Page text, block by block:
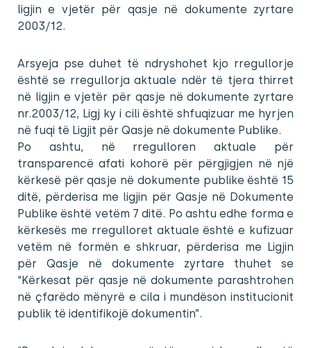
ligjin e vjetër për qasje në dokumente zyrtare
2003/12.
Arsyeja pse duhet të ndryshohet kjo rregullorje
është se rregullorja aktuale ndër të tjera thirret
në ligjin e vjetër për qasje në dokumente zyrtare
nr.2003/12, Ligj ky i cili është shfuqizuar me hyrjen
në fuqi të Ligjit për Qasje në dokumente Publike.
Po ashtu, në rregulloren aktuale për
transparencë afati kohorë për përgjigjen në një
kërkesë për qasje në dokumente publike është 15
ditë, përderisa me ligjin për Qasje në Dokumente
Publike është vetëm 7 ditë. Po ashtu edhe forma e
kërkesës me rregulloret aktuale është e kufizuar
vetëm në formën e shkruar, përderisa me Ligjin
për Qasje në dokumente zyrtare thuhet se
“Kërkesat për qasje në dokumente parashtrohen
në çfarëdo mënyrë e cila i mundëson institucionit
publik të identifikojë dokumentin”.